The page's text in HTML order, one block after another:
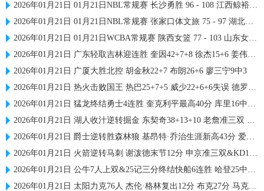
2026年01月21日 01月21日NBL常规赛 长沙勇胜 96 - 108 江西鲸裕清酒 全场集锦
2026年01月21日 01月21日NBL常规赛 张家口体文旅 75 - 97 湖北文旅 全场集锦
2026年01月21日 01月21日WCBA常规赛 陕西女篮 77 - 103 山东女篮 全场集锦
2026年01月21日 广东轻取吉林迎连胜 奎因42+7+8 徐杰15+6 姜伟泽27分
2026年01月21日 广厦大胜北控 胡金秋22+7 布朗26+6 廖三宁9中3
2026年01月21日 热火击败国王 热巴25+7+5 威少22+6+6失误 德罗赞两度引冲突
2026年01月21日 猛龙终结勇士4连胜 奎克利平最高40分 库里16中6 库明加20分
2026年01月21日 湖人收汁逆转掘金 东契奇38+13+10 老詹准三双 穆雷下半场2分
2026年01月21日 爵士逆转胜森林狼 基昂特·乔治生涯新高43分 爱德华兹38+8
2026年01月21日 火箭逆转马刺 谢泼德末节12分 申京准三双&KD18+7 文班21中5
2026年01月21日 公牛7人上双&25记三分终结快船6连胜 哈登25中9 科林斯23分
2026年01月21日 太阳力克76人 杰伦·格林复出12分 布克27分 马克西25中7